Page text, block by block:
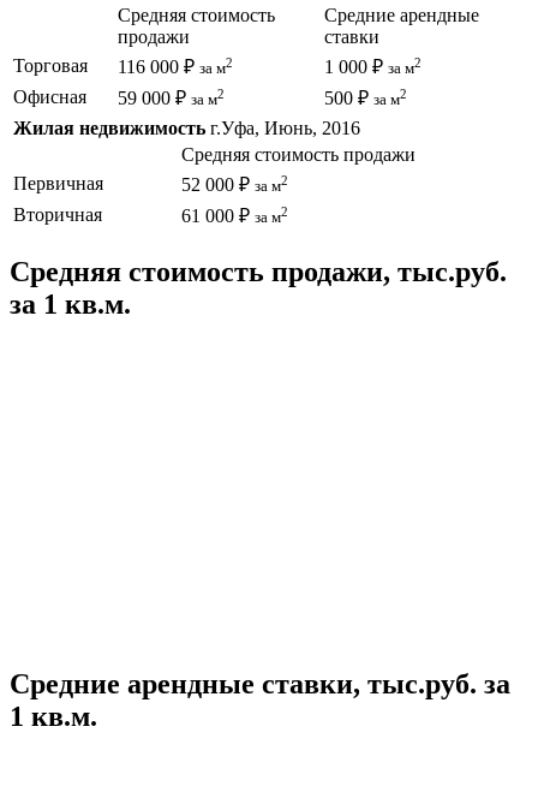
Средняя стоимость
продажи
Средние арендные
ставки
Торговая
116 000 ₽ за м2 1 000 ₽ за м2
Офисная 59 000 ₽ за м2 500 ₽ за м2
Жилая недвижимость г.Уфа, Июнь, 2016
Средняя стоимость продажи
Первичная
52 000 ₽ за м2
Вторичная 61 000 ₽ за м2
Средняя стоимость продажи, тыс.руб.
за 1 кв.м.
Средние арендные ставки, тыс.руб. за
1 кв.м.